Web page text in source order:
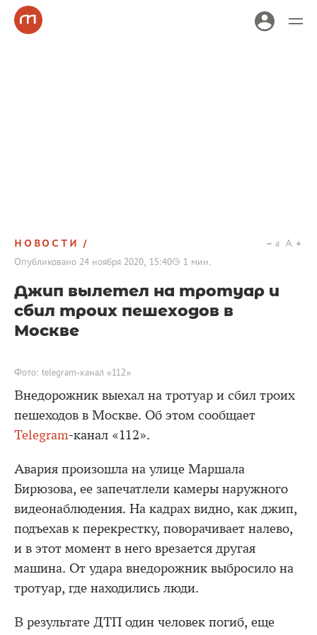
НОВОСТИ
Опубликовано 24 ноября 2020, 15:40 1 мин.
a A
Джип вылетел на тротуар и
сбил троих пешеходов в
Москве
Фото: telegram-канал «112»
Внедорожник выехал на тротуар и сбил троих
пешеходов в Москве. Об этом сообщает
Telegram-канал «112».
Авария произошла на улице Маршала
Бирюзова, ее запечатлели камеры наружного
видеонаблюдения. На кадрах видно, как джип,
подъехав к перекрестку, поворачивает налево,
и в этот момент в него врезается другая
машина. От удара внедорожник выбросило на
тротуар, где находились люди.
В результате ДТП один человек погиб, еще